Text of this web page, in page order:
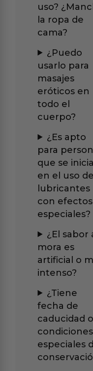
uso?
la ropa de
cama?
¿Puedo
usarlo para
masajes
eróticos en
todo el
cuerpo?
¿Es apto
para
que se
en el uso de
lubricantes
con efectos
especiales?
¿El sabor
mora es
artificial o
intenso?
¿Tiene
fecha de
caducidad o
condiciones
especiales